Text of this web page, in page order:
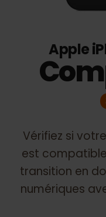
Apple
Vérifiez si votre
est compatible
transition en
numériques